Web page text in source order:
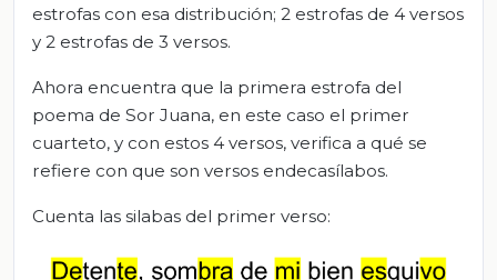
estrofas con esa distribución; 2 estrofas de 4 versos
y 2 estrofas de 3 versos.
Ahora encuentra que la primera estrofa del
poema de Sor Juana, en este caso el primer
cuarteto, y con estos 4 versos, verifica a qué se
refiere con que son versos endecasílabos.
Cuenta las silabas del primer verso: